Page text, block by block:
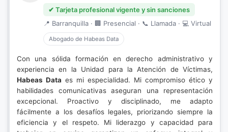
✔ Tarjeta profesional vigente y sin sanciones
📍 Barranquilla · 🏢 Presencial · 📞 Llamada · 💻 Virtual
Abogado de Habeas Data
Con una sólida formación en derecho administrativo y
experiencia en la Unidad para la Atención de Víctimas,
Habeas Data es mi especialidad. Mi compromiso ético y
habilidades comunicativas aseguran una representación
excepcional. Proactivo y disciplinado, me adapto
fácilmente a los desafíos legales, priorizando siempre la
eficiencia y el respeto. Mi liderazgo y capacidad para